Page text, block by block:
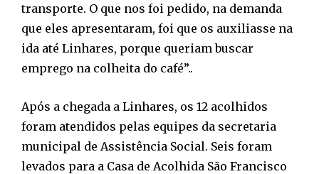
transporte. O que nos foi pedido, na demanda
que eles apresentaram, foi que os auxiliasse na
ida até Linhares, porque queriam buscar
emprego na colheita do café”..
Após a chegada a Linhares, os 12 acolhidos
foram atendidos pelas equipes da secretaria
municipal de Assistência Social. Seis foram
levados para a Casa de Acolhida São Francisco